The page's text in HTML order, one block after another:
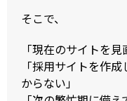
そこで、
「現在のサイトを見
「採用サイトを作
からない」